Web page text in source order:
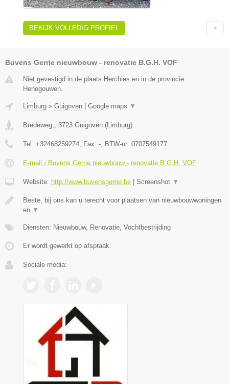
BEKIJK VOLLEDIG PROFIEL
Buvens Gerrie nieuwbouw - renovatie B.G.H. VOF
Niet gevestigd in de plaats Herchies en in de provincie
Henegouwen.
Limburg » Guigoven | Google maps ▼
Bredeweg, 3723 Guigoven (Limburg)
Tel: +32468259274 , Fax: - , BTW-nr: 0707549177
E-mail › Buvens Gerrie nieuwbouw - renovatie B.G.H. VOF
Website: http://www.buvensgerrie.be | Screenshot ▼
Beste, bij ons kan u terecht voor plaatsen van nieuwbouwwoningen
en ▼
Diensten: Nieuwbouw, Renovatie, Vochtbestrijding
Er wordt gewerkt op afspraak.
Sociale media: